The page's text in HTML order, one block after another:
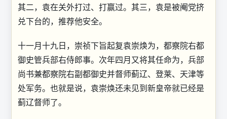
其二，袁在关外打过、打赢过。其三，袁是被阉党挤
兑下台的，推荐他安全。
十一月十九日，崇祯下旨起复袁崇焕为，都察院右都
御史管兵部右侍郎事。次年四月又将其任命为，兵部
尚书兼都察院右副都御史并督师蓟辽、登莱、天津等
处军务。也就是说，袁崇焕还未见到新皇帝就已经是
蓟辽督师了。